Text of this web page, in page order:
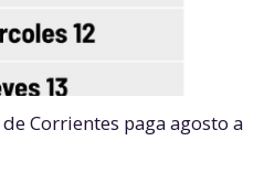
Corrientes paga agosto a